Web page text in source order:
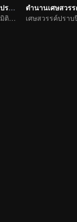
เมื่อผมเกิดใหม่เป็นปรมาจารย์
สายลับมือทองทะลุมิติตะลุยจิ่วฮวง
ตำนานเศษสวร
เศษสวรรค์ปราบ